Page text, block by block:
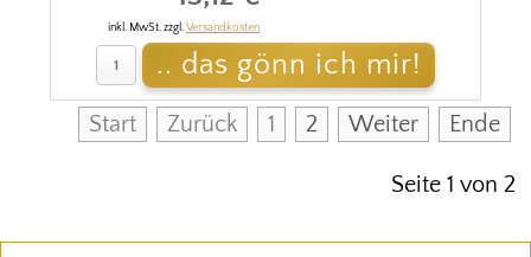
inkl. MwSt. zzgl.Versandkosten
Start Zurück 1 2 Weiter Ende
Seite 1 von 2